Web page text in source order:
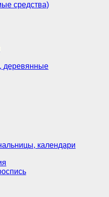
средства)
деревянные
календари